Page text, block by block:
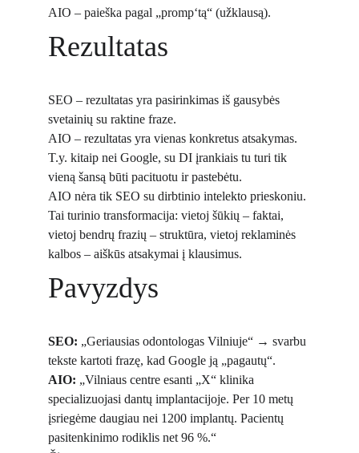
AIO – paieška pagal „promp‘tą“ (užklausą).
Rezultatas
SEO – rezultatas yra pasirinkimas iš gausybės
svetainių su raktine fraze.
AIO – rezultatas yra vienas konkretus atsakymas.
T.y. kitaip nei Google, su DI įrankiais tu turi tik
vieną šansą būti pacituotu ir pastebėtu.
AIO nėra tik SEO su dirbtinio intelekto prieskoniu.
Tai turinio transformacija: vietoj šūkių – faktai,
vietoj bendrų frazių – struktūra, vietoj reklaminės
kalbos – aiškūs atsakymai į klausimus.
Pavyzdys
SEO: „Geriausias odontologas Vilniuje“ → svarbu
tekste kartoti frazę, kad Google ją „pagautų“.
AIO: „Vilniaus centre esanti „X“ klinika
specializuojasi dantų implantacijoje. Per 10 metų
įsriegėme daugiau nei 1200 implantų. Pacientų
pasitenkinimo rodiklis net 96 %.“